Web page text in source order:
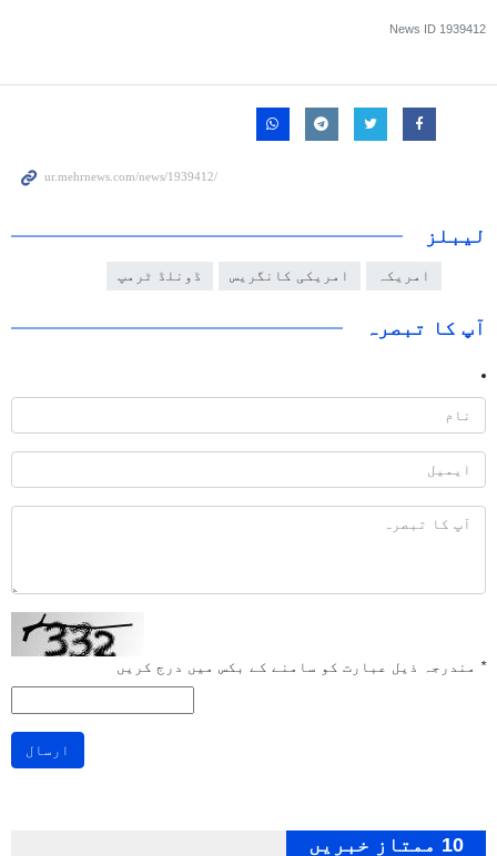
News ID 1939412
لیبلز
امریکہ امریکی کانگریس ڈونلڈ ٹرمپ
آپ کا تبصرہ
* مندرجہ ذیل عبارت کو سامنے کے بکس میں درج کریں
ارسال
10 ممتاز خبریں